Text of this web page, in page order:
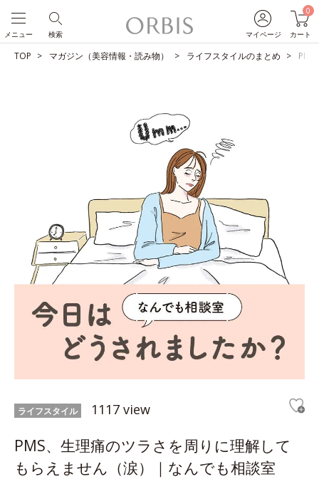
マイページ
0
カート
検索
メニュー
TOP マガジン（美容情報・読み物） ライフスタイルのまとめ
ライフスタイル 1117 view
PMS、生理痛のツラさを周りに理解して
もらえません（涙）｜なんでも相談室